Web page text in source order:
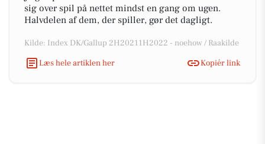
sig over spil på nettet mindst en gang om ugen.
Halvdelen af dem, der spiller, gør det dagligt.
Kilde: Index DK/Gallup 2H20211H2022 - noehow / Raakilde
Læs hele artiklen her
Kopiér link